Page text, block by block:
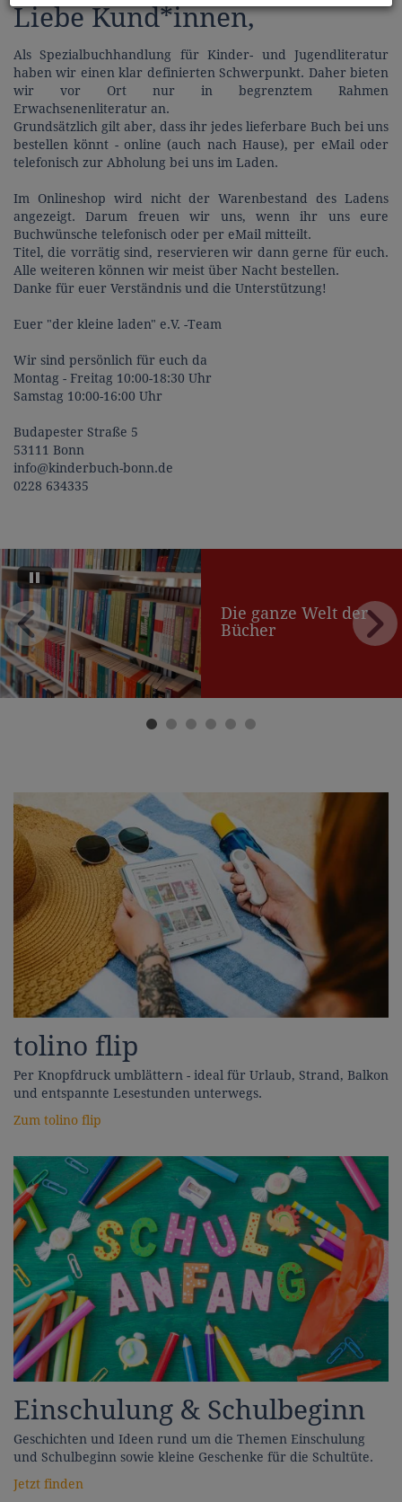
Liebe Kund*innen,
Als Spezialbuchhandlung für Kinder- und Jugendliteratur
haben wir einen klar definierten Schwerpunkt. Daher bieten
wir vor Ort nur in begrenztem Rahmen
Erwachsenenliteratur an.
Grundsätzlich gilt aber, dass ihr jedes lieferbare Buch bei uns
bestellen könnt - online (auch nach Hause), per eMail oder
telefonisch zur Abholung bei uns im Laden.
Im Onlineshop wird nicht der Warenbestand des Ladens
angezeigt. Darum freuen wir uns, wenn ihr uns eure
Buchwünsche telefonisch oder per eMail mitteilt.
Titel, die vorrätig sind, reservieren wir dann gerne für euch.
Alle weiteren können wir meist über Nacht bestellen.
Danke für euer Verständnis und die Unterstützung!
Euer "der kleine laden" e.V. -Team
Wir sind persönlich für euch da
Montag - Freitag 10:00-18:30 Uhr
Samstag 10:00-16:00 Uhr
Budapester Straße 5
53111 Bonn
info@kinderbuch-bonn.de
0228 634335
Die ganze Welt der
Bücher
tolino flip
Per Knopfdruck umblättern - ideal für Urlaub, Strand, Balkon
und entspannte Lesestunden unterwegs.
Zum tolino flip
Einschulung & Schulbeginn
Geschichten und Ideen rund um die Themen Einschulung
und Schulbeginn sowie kleine Geschenke für die Schultüte.
Jetzt finden